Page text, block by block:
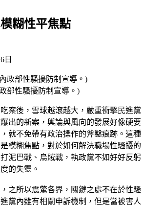
糊性平焦點
日
部性騷擾防制宣導。)
案後，雪球越滾越大，嚴重衝擊民進黨
出的新案，輿論與風向的發展好像硬要
就不免帶有政治操作的斧鑿痕跡。這種
模糊焦點，對於如何解決職場性騷擾的
泥巴戰、烏賊戰，執政黨不如好好反躬
的失靈。
之所以震驚各界，關鍵之處不在於性騷
黨內雖有相關申訴機制，但是當被害人